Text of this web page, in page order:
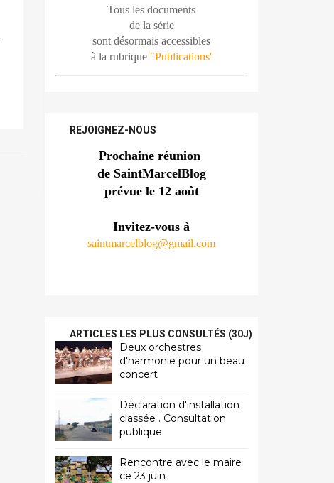
Tous les documents
de la série
sont désormais accessibles
à la rubrique "Publications'
REJOIGNEZ-NOUS
Prochaine réunion
de SaintMarcelBlog
prévue le 12 août
Invitez-vous à
saintmarcelblog@gmail.com
ARTICLES LES PLUS CONSULTÉS (30J)
Deux orchestres
d'harmonie pour un beau
concert
Déclaration d'installation
classée . Consultation
publique
Rencontre avec le maire
ce 23 juin